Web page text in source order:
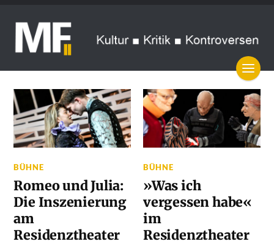
BÜHNE
Romeo und Julia:
Die Inszenierung
am
Residenztheater
BÜHNE
»Was ich
vergessen habe«
im
Residenztheater